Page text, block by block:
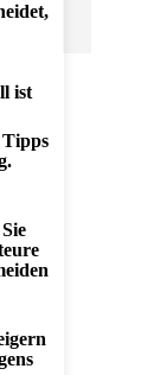
ist